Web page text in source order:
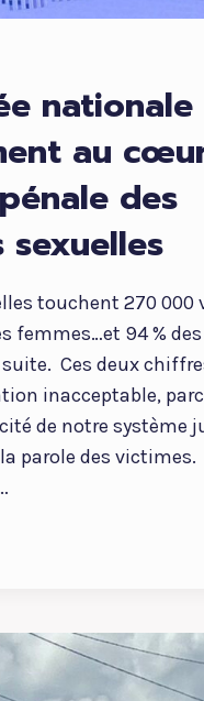
au
des
sexuelles
touchent 270 000
femmes…et 94 %
Ces deux
inacceptable,
de notre système
parole des victimes.